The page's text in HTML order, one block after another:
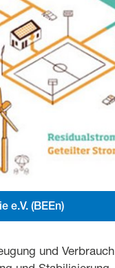
e.V. (BEEn)
und Verbrauch